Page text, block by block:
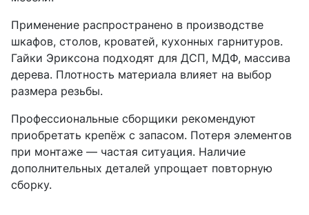
Применение распространено в производстве
шкафов, столов, кроватей, кухонных гарнитуров.
Гайки Эриксона подходят для ДСП, МДФ, массива
дерева. Плотность материала влияет на выбор
размера резьбы.
Профессиональные сборщики рекомендуют
приобретать крепёж с запасом. Потеря элементов
при монтаже — частая ситуация. Наличие
дополнительных деталей упрощает повторную
сборку.